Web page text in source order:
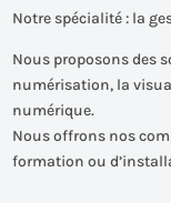
Notre spécialité : la
Nous proposons des
numérisation, la
numérique.
Nous offrons nos
formation ou